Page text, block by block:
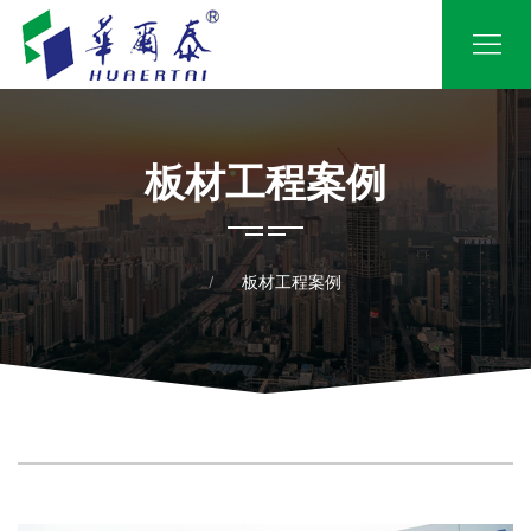
板材工程案例
板材工程案例